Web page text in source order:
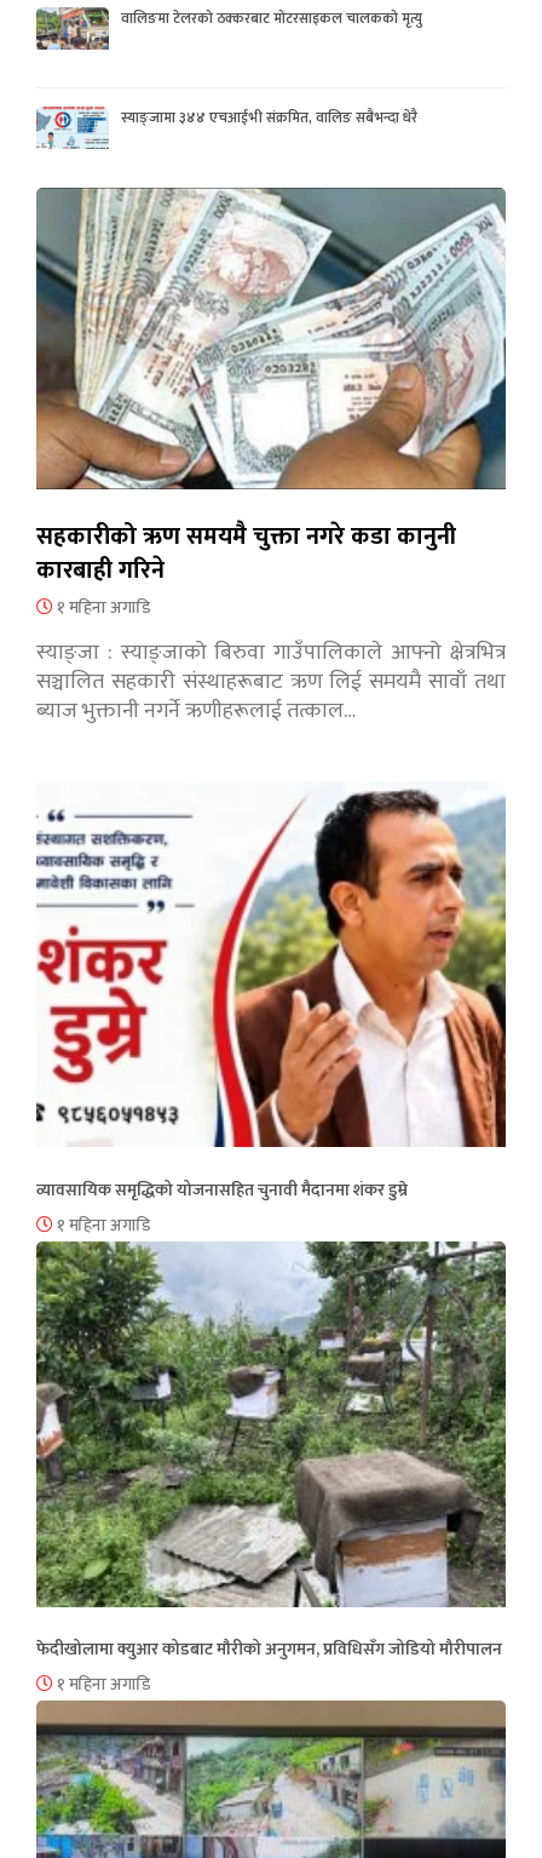
वालिङमा टेलरको ठक्करबाट मोटरसाइकल चालकको मृत्यु
स्याङ्जामा ३४४ एचआईभी संक्रमित, वालिङ सबैभन्दा धेरै
सहकारीको ऋण समयमै चुक्ता नगरे कडा कानुनी
कारबाही गरिने
१ महिना अगाडि
स्याङ्जा : स्याङ्जाको बिरुवा गाउँपालिकाले आफ्नो क्षेत्रभित्र
सञ्चालित सहकारी संस्थाहरूबाट ऋण लिई समयमै सावाँ तथा
ब्याज भुक्तानी नगर्ने ऋणीहरूलाई तत्काल…
व्यावसायिक समृद्धिको योजनासहित चुनावी मैदानमा शंकर डुम्रे
१ महिना अगाडि
फेदीखोलामा क्युआर कोडबाट मौरीको अनुगमन, प्रविधिसँग जोडियो मौरीपालन
१ महिना अगाडि